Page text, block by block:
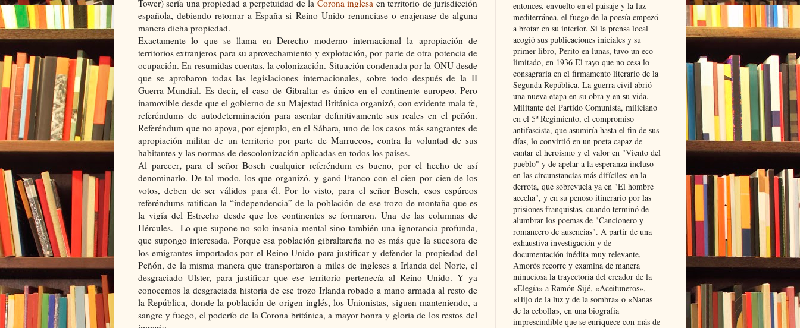
Tower) sería una propiedad a perpetuidad de la Corona inglesa en territorio de jurisdicción
española, debiendo retornar a España si Reino Unido renunciase o enajenase de alguna
manera dicha propiedad.
Exactamente lo que se llama en Derecho moderno internacional la apropiación de
territorios extranjeros para su aprovechamiento y explotación, por parte de otra potencia de
ocupación. En resumidas cuentas, la colonización. Situación condenada por la ONU desde
que se aprobaron todas las legislaciones internacionales, sobre todo después de la II
Guerra Mundial. Es decir, el caso de Gibraltar es único en el continente europeo. Pero
inamovible desde que el gobierno de su Majestad Británica organizó, con evidente mala fe,
referéndums de autodeterminación para asentar definitivamente sus reales en el peñón.
Referéndum que no apoya, por ejemplo, en el Sáhara, uno de los casos más sangrantes de
apropiación militar de un territorio por parte de Marruecos, contra la voluntad de sus
habitantes y las normas de descolonización aplicadas en todos los países.
Al parecer,para el señor Bosch cualquier referéndum es bueno, por el hecho de así
denominarlo. De tal modo, los que organizó, y ganó Franco con el cien por cien de los
votos, deben de ser válidos para él. Por lo visto, para el señor Bosch, esos espúreos
referéndums ratifican la “independencia” de la población de ese trozo de montaña que es
la vigía del Estrecho desde que los continentes se formaron. Una de las columnas de
Hércules. Lo que supone no solo insania mental sino también una ignorancia profunda,
que supongo interesada. Porque esa población gibraltareña no es más que la sucesora de
los emigrantes importados por el Reino Unido para justificar y defender la propiedad del
Peñón, de la misma manera que transportaron a miles de ingleses a Irlanda del Norte, el
desgraciado Ulster, para justificar que ese territorio pertenecía al Reino Unido. Y ya
conocemos la desgraciada historia de ese trozo Irlanda robado a mano armada al resto de
la República, donde la población de origen inglés, los Unionistas, siguen manteniendo, a
sangre y fuego, el poderío de la Corona británica, a mayor honra y gloria de los restos del
entonces, envuelto en el paisaje y la luz
mediterránea, el fuego de la poesía empezó
a brotar en su interior. Si la prensa local
acogió sus publicaciones iniciales y su
primer libro, Perito en lunas, tuvo un eco
limitado, en 1936 El rayo que no cesa lo
consagraría en el firmamento literario de la
Segunda República. La guerra civil abrió
una nueva etapa en su obra y en su vida.
Militante del Partido Comunista, miliciano
en el 5º Regimiento, el compromiso
antifascista, que asumiría hasta el fin de sus
días, lo convirtió en un poeta capaz de
cantar el heroísmo y el valor en "Viento del
pueblo" y de apelar a la esperanza incluso
en las circunstancias más difíciles: en la
derrota, que sobrevuela ya en "El hombre
acecha", y en su penoso itinerario por las
prisiones franquistas, cuando terminó de
alumbrar los poemas de "Cancionero y
romancero de ausencias". A partir de una
exhaustiva investigación y de
documentación inédita muy relevante,
Amorós recorre y examina de manera
minuciosa la trayectoria del creador de la
«Elegía» a Ramón Sijé, «Aceituneros»,
«Hijo de la luz y de la sombra» o «Nanas
de la cebolla», en una biografía
imprescindible que se enriquece con más de